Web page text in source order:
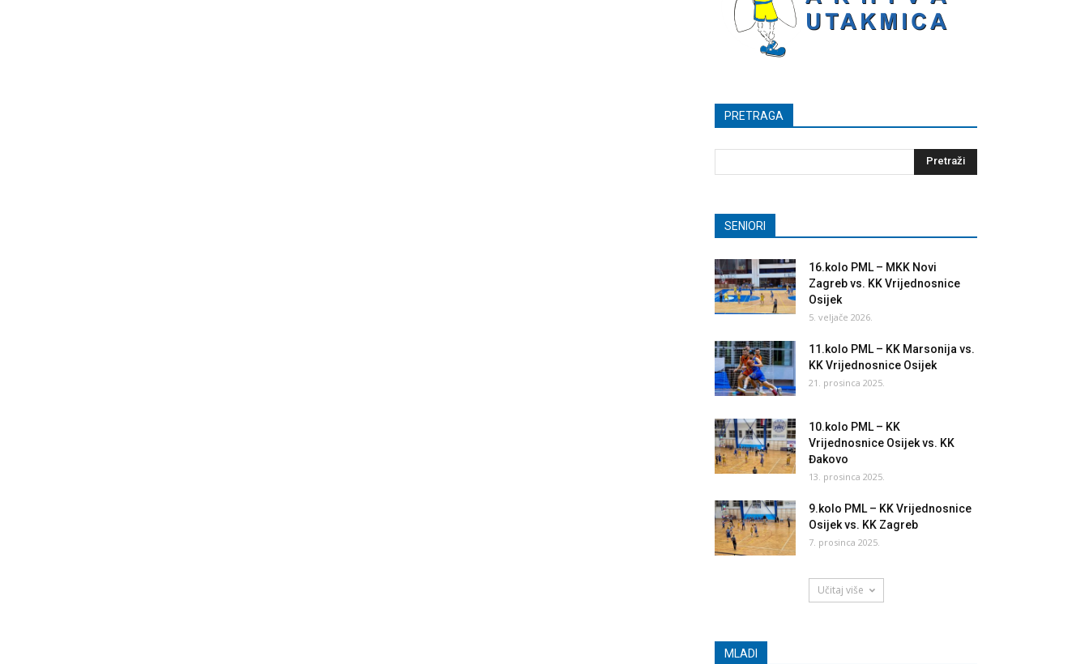
PRETRAGA
SENIORI
16.kolo PML – MKK Novi
Zagreb vs. KK Vrijednosnice
Osijek
5. veljače 2026.
11.kolo PML – KK Marsonija vs.
KK Vrijednosnice Osijek
21. prosinca 2025.
10.kolo PML – KK
Vrijednosnice Osijek vs. KK
Đakovo
13. prosinca 2025.
9.kolo PML – KK Vrijednosnice
Osijek vs. KK Zagreb
7. prosinca 2025.
Učitaj više
MLADI